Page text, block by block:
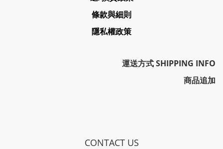
條款與細則
隱私權政策
運送方式 SHIPPING INFO
商品追加
CONTACT US